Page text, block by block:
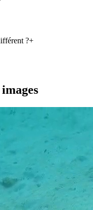
?+